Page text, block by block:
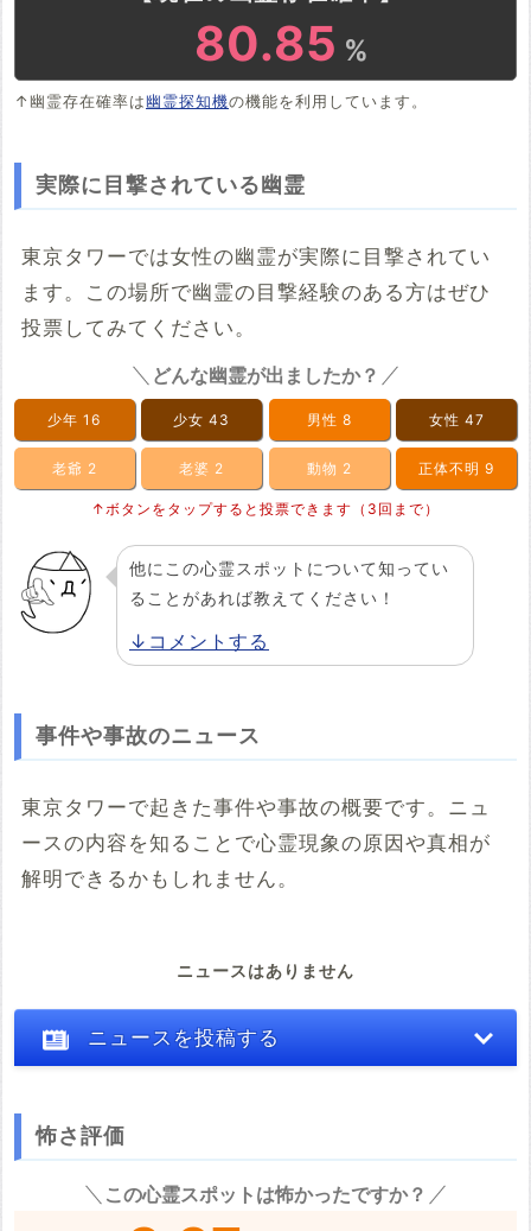
80.59 %
↑幽霊存在確率は幽霊探知機の機能を利用しています。
実際に目撃されている幽霊
東京タワーでは女性の幽霊が実際に目撃されてい
ます。この場所で幽霊の目撃経験のある方はぜひ
投票してみてください。
どんな幽霊が出ましたか？
少年 16 少女 43 男性 8 女性 47
老爺 2 老婆 2 動物 2 正体不明 9
↑ボタンをタップすると投票できます（3回まで）
他にこの心霊スポットについて知ってい
ることがあれば教えてください！
↓コメントする
事件や事故のニュース
東京タワーで起きた事件や事故の概要です。ニュ
ースの内容を知ることで心霊現象の原因や真相が
解明できるかもしれません。
ニュースはありません
ニュースを投稿する
※心霊体験談や怖い話はコメント欄での投稿をお願いします。
怖さ評価
この心霊スポットは怖かったですか？